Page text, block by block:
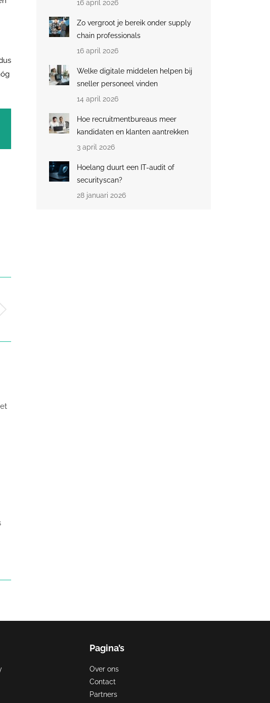
16 april 2026
Zo vergroot je bereik onder supply
chain professionals
16 april 2026
Welke digitale middelen helpen bij
sneller personeel vinden
14 april 2026
Hoe recruitmentbureaus meer
kandidaten en klanten aantrekken
3 april 2026
Hoelang duurt een IT-audit of
securityscan?
28 januari 2026
Pagina’s
Over ons
Contact
Partners